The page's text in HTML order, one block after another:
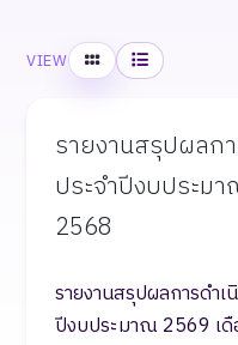
VIEW Grid List
รายงานสรุปผลก
ประจำปีงบประม
2568
รายงานสรุปผลการดำ
ปีงบประมาณ 2569 เ